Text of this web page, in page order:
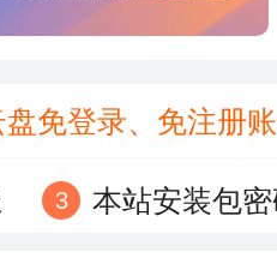
盘免登录、免注册
本站安装包